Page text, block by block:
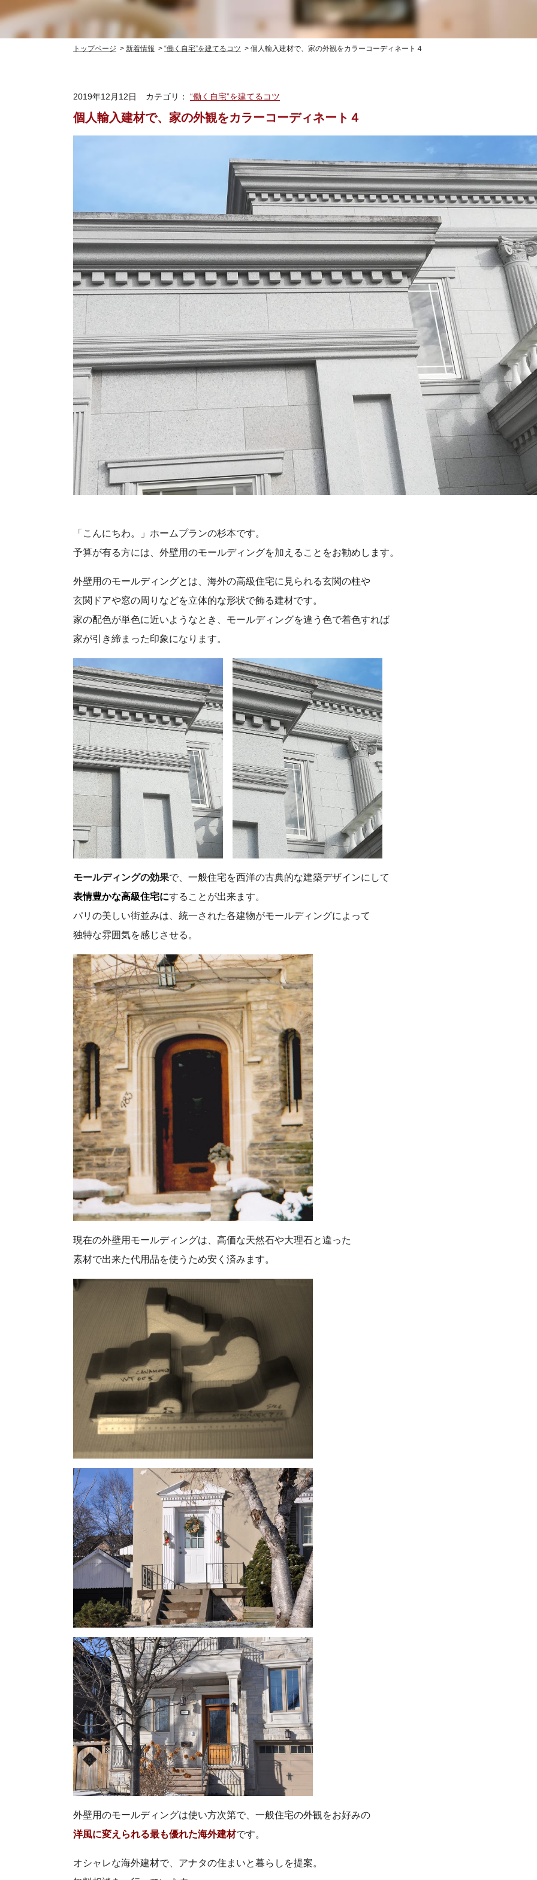
トップページ 新着情報 “働く自宅”を建てるコツ 個人輸入建材で、家の外観をカラーコーディネート４
2019年12月12日 カテゴリ： “働く自宅”を建てるコツ
個人輸入建材で、家の外観をカラーコーディネート４
「こんにちわ。」ホームプランの杉本です。
予算が有る方には、外壁用のモールディングを加えることをお勧めします。
外壁用のモールディングとは、海外の高級住宅に見られる玄関の柱や
玄関ドアや窓の周りなどを立体的な形状で飾る建材です。
家の配色が単色に近いようなとき、モールディングを違う色で着色すれば
家が引き締まった印象になります。
モールディングの効果で、一般住宅を西洋の古典的な建築デザインにして
表情豊かな高級住宅にすることが出来ます。
パリの美しい街並みは、統一された各建物がモールディングによって
独特な雰囲気を感じさせる。
現在の外壁用モールディングは、高価な天然石や大理石と違った
素材で出来た代用品を使うため安く済みます。
外壁用のモールディングは使い方次第で、一般住宅の外観をお好みの
洋風に変えられる最も優れた海外建材です。
オシャレな海外建材で、アナタの住まいと暮らしを提案。